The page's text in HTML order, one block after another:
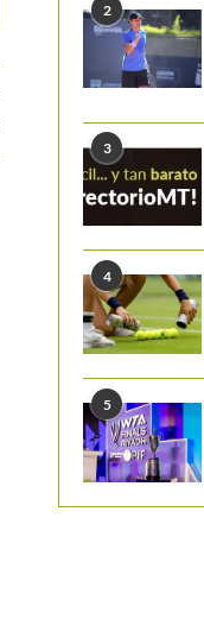
2
3
4
5